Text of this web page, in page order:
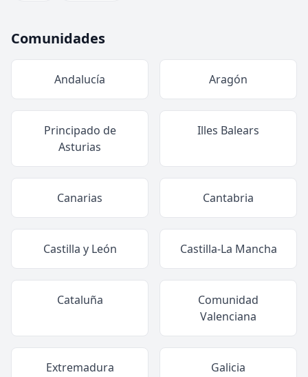
Comunidades
Andalucía Aragón
Principado de
Asturias
Illes Balears
Canarias Cantabria
Castilla y León Castilla-La Mancha
Cataluña
Comunidad
Valenciana
Extremadura Galicia